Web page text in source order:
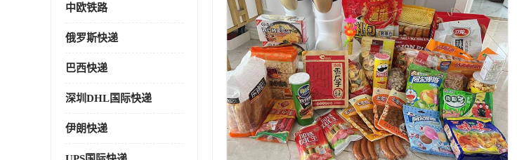
中欧铁路
俄罗斯快递
巴西快递
深圳DHL国际快递
伊朗快递